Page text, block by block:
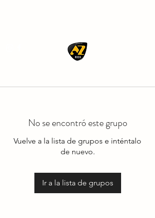
No se encontró este grupo
Vuelve a la lista de grupos e inténtalo
de nuevo.
Ir a la lista de grupos